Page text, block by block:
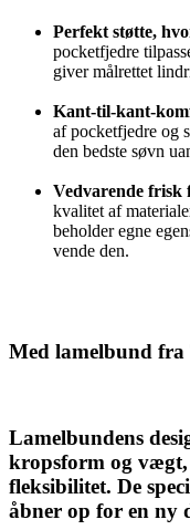
Perfekt støtte,
pocketfjedre
giver målrettet
Kant-til-kant-
af pocketfjedre og
den bedste søvn
Vedvarende frisk
kvalitet af
beholder egne
vende den.
Med lamelbund fra
Lamelbundens
kropsform og
fleksibilitet. De
åbner op for en ny